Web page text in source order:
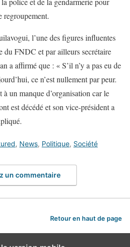
regroupement.
l’une des figures influentes
du FNDC et par ailleurs secrétaire
a affirmé que : « S’il n’y a pas eu de
ce n’est nullement par peur.
un manque d’organisation car le
est décédé et son vice-président a
, News, Politique, Société
un commentaire
Retour en haut de page